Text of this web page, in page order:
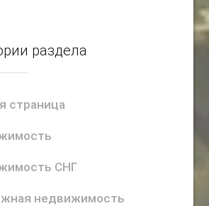
раздела
страница
СНГ
недвижимость